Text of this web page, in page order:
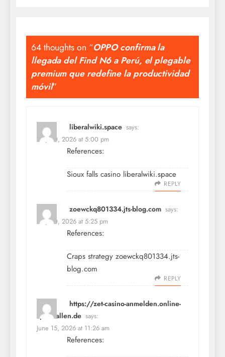
64 thoughts on “OPPO confirma la
llegada del Find N6 a Perú, el plegable
premium que redefine la productividad
móvil”
liberalwiki.space says:
May 30, 2026 at 5:00 pm
References:
Sioux falls casino liberalwiki.space
REPLY
zoewckq801334.jts-blog.com says:
May 30, 2026 at 5:25 pm
References:
Craps strategy zoewckq801334.jts-
blog.com
REPLY
https://zet-casino-anmelden.online-
spielhallen.de says:
June 15, 2026 at 11:26 am
References: